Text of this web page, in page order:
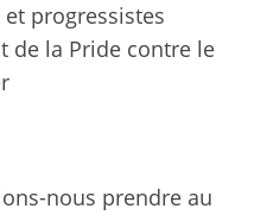
et progressistes
de la Pride contre le
nous prendre au